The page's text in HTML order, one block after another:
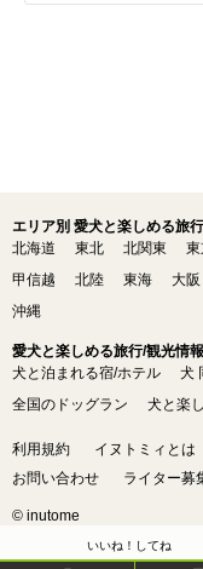
いいね！してね
エリア別 愛犬と楽しめる旅
北海道
東北 北関東
甲信越
北陸 東海 大阪
沖縄
愛犬と楽しめる旅行/観光情
犬と泊まれる宿/ホテル
犬
全国のドッグラン
犬と楽
利用規約 イヌトミィとは
お問い合わせ
ライター募
© inutome